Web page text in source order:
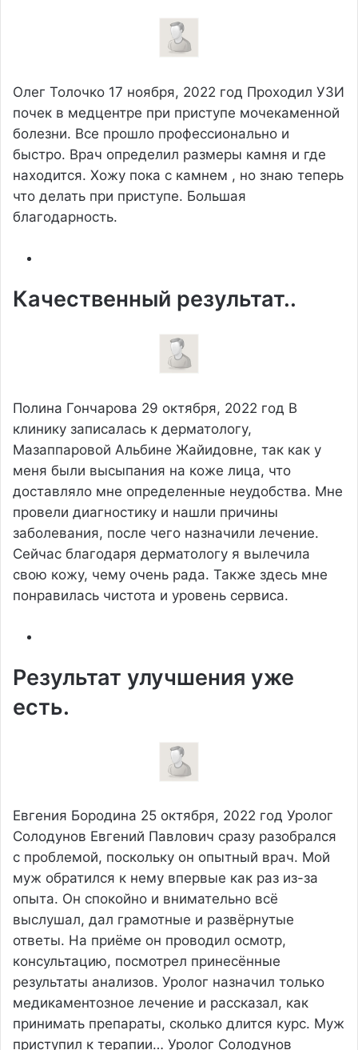
Олег Толочко 17 ноября, 2022 год Проходил УЗИ
почек в медцентре при приступе мочекаменной
болезни. Все прошло профессионально и
быстро. Врач определил размеры камня и где
находится. Хожу пока с камнем , но знаю теперь
что делать при приступе. Большая
благодарность.
Качественный результат..
Полина Гончарова 29 октября, 2022 год В
клинику записалась к дерматологу,
Мазаппаровой Альбине Жайидовне, так как у
меня были высыпания на коже лица, что
доставляло мне определенные неудобства. Мне
провели диагностику и нашли причины
заболевания, после чего назначили лечение.
Сейчас благодаря дерматологу я вылечила
свою кожу, чему очень рада. Также здесь мне
понравилась чистота и уровень сервиса.
Результат улучшения уже
есть.
Евгения Бородина 25 октября, 2022 год Уролог
Солодунов Евгений Павлович сразу разобрался
с проблемой, поскольку он опытный врач. Мой
муж обратился к нему впервые как раз из-за
опыта. Он спокойно и внимательно всё
выслушал, дал грамотные и развёрнутые
ответы. На приёме он проводил осмотр,
консультацию, посмотрел принесённые
результаты анализов. Уролог назначил только
медикаментозное лечение и рассказал, как
принимать препараты, сколько длится курс. Муж
приступил к терапии… Уролог Солодунов